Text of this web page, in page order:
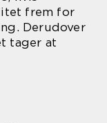
frem for
Derudover
tager at